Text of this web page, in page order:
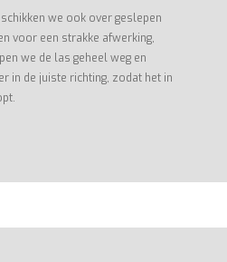
we ook over geslepen
voor een strakke afwerking,
we de las geheel weg en
in de juiste richting, zodat het in